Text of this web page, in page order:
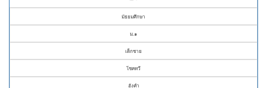
มัธยมศึกษา
ม.๑
เด็กชาย
โชคทวี
ฮังคำ